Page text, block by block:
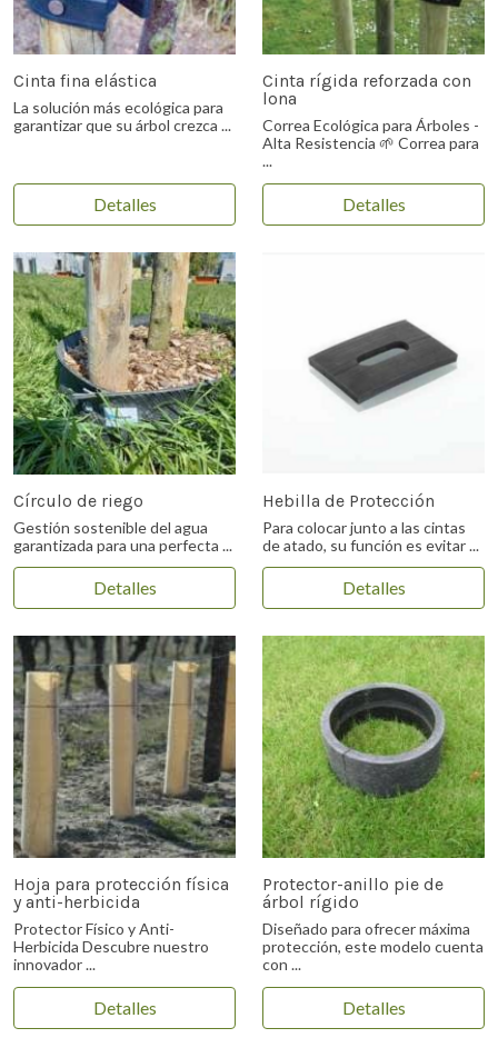
Cinta fina elástica
La solución más ecológica para
garantizar que su árbol crezca ...
Detalles
Cinta rígida reforzada con
lona
Correa Ecológica para Árboles -
Alta Resistencia 🌱 Correa para
...
Detalles
Círculo de riego
Gestión sostenible del agua
garantizada para una perfecta ...
Detalles
Hebilla de Protección
Para colocar junto a las cintas
de atado, su función es evitar ...
Detalles
Hoja para protección física
y anti-herbicida
Protector Físico y Anti-
Herbicida Descubre nuestro
innovador ...
Detalles
Protector-anillo pie de
árbol rígido
Diseñado para ofrecer máxima
protección, este modelo cuenta
con ...
Detalles